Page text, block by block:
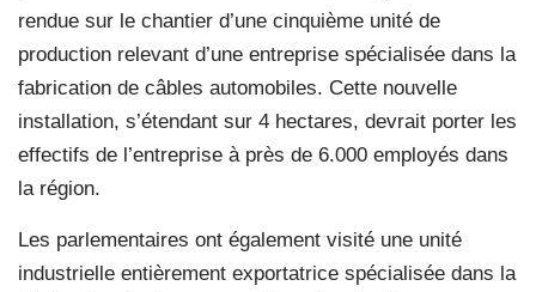
rendue sur le chantier d’une cinquième unité de
production relevant d’une entreprise spécialisée dans la
fabrication de câbles automobiles. Cette nouvelle
installation, s’étendant sur 4 hectares, devrait porter les
effectifs de l’entreprise à près de 6.000 employés dans
la région.
Les parlementaires ont également visité une unité
industrielle entièrement exportatrice spécialisée dans la